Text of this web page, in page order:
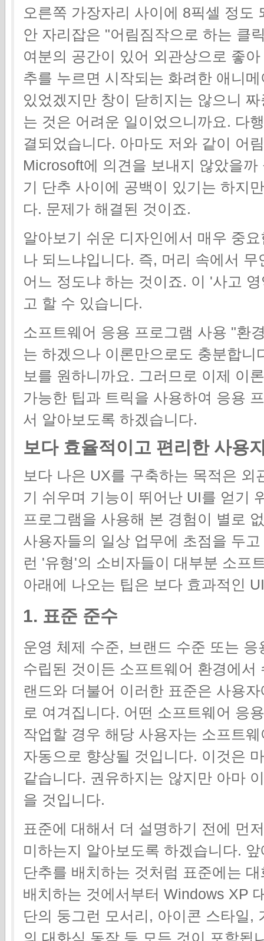
오른쪽 가장자리 사이에 8픽셀 정도
안 자리잡은 "어림짐작으로 하는 클
여분의 공간이 있어 외관상으로 좋
추를 누르면 시작되는 화려한 애니
있었겠지만 창이 닫히지는 않으니
는 것은 어려운 일이었으니까요. 다
결되었습니다. 아마도 저와 같이 어
Microsoft에 의견을 보내지 않았을
기 단추 사이에 공백이 있기는 하지
다. 문제가 해결된 것이죠.
알아보기 쉬운 디자인에서 매우 중
나 되느냐입니다. 즉, 머리 속에서
어느 정도냐 하는 것이죠. 이 '사고
고 할 수 있습니다.
소프트웨어 응용 프로그램 사용 "환
는 하겠으나 이론만으로도 충분합
보를 원하니까요. 그러므로 이제 이
가능한 팁과 트릭을 사용하여 응용
서 알아보도록 하겠습니다.
보다 효율적이고 편리한 사용
보다 나은 UX를 구축하는 목적은
기 쉬우며 기능이 뛰어난 UI를 얻기
프로그램을 사용해 본 경험이 별로
사용자들의 일상 업무에 초점을 두
런 '유형'의 소비자들이 대부분 소프
아래에 나오는 팁은 보다 효과적인
1. 표준 준수
운영 체제 수준, 브랜드 수준 또는
수립된 것이든 소프트웨어 환경에
랜드와 더불어 이러한 표준은 사용
로 여겨집니다. 어떤 소프트웨어 응
작업할 경우 해당 사용자는 소프트
자동으로 향상될 것입니다. 이것은
같습니다. 권유하지는 않지만 아마
을 것입니다.
표준에 대해서 더 설명하기 전에 먼
미하는지 알아보도록 하겠습니다.
단추를 배치하는 것처럼 표준에는
배치하는 것에서부터 Windows XP
단의 둥그런 모서리, 아이콘 스타일,
의 대화식 동작 등 모든 것이 포함됩